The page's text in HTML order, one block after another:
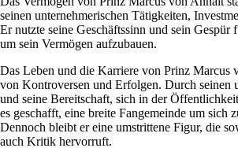
seinen unternehmerischen Tätigkeiten,
Er nutzte seine Geschäftssinn und sein Gespür
um sein Vermögen aufzubauen.
Das Leben und die Karriere von Prinz Marcus
von Kontroversen und Erfolgen. Durch seinen
und seine Bereitschaft, sich in der
es geschafft, eine breite Fangemeinde um sich
Dennoch bleibt er eine umstrittene Figur, die
auch Kritik hervorruft.